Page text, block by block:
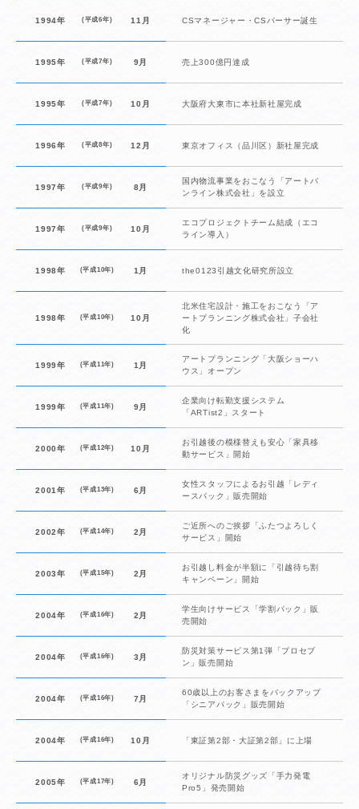
1994年 (平成6年) 11月 CSマネージャー・CSパーサー誕生
1995年 (平成7年) 9月 売上300億円達成
1995年 (平成7年) 10月 大阪府大東市に本社新社屋完成
1996年 (平成8年) 12月 東京オフィス（品川区）新社屋完成
1997年 (平成9年) 8月
国内物流事業をおこなう「アートバ
ンライン株式会社」を設立
1997年 (平成9年) 10月
エコプロジェクトチーム結成（エコ
ライン導入）
1998年 (平成10年) 1月 the0123引越文化研究所設立
1998年 (平成10年) 10月
北米住宅設計・施工をおこなう「ア
ートプランニング株式会社」子会社
化
1999年 (平成11年) 1月
アートプランニング「大阪ショーハ
ウス」オープン
1999年 (平成11年) 9月
企業向け転勤支援システム
「ARTist2」スタート
2000年 (平成12年) 10月
お引越後の模様替えも安心「家具移
動サービス」開始
2001年 (平成13年) 6月
女性スタッフによるお引越「レディ
ースパック」販売開始
2002年 (平成14年) 2月
ご近所へのご挨拶「ふたつよろしく
サービス」開始
2003年 (平成15年) 2月
お引越し料金が半額に「引越待ち割
キャンペーン」開始
2004年 (平成16年) 2月
学生向けサービス「学割パック」販
売開始
2004年 (平成16年) 3月
防災対策サービス第1弾「プロセブ
ン」販売開始
2004年 (平成16年) 7月
60歳以上のお客さまをバックアップ
「シニアパック」販売開始
2004年 (平成16年) 10月 「東証第2部・大証第2部」に上場
2005年 (平成17年) 6月
オリジナル防災グッズ「手力発電
Pro5」発売開始